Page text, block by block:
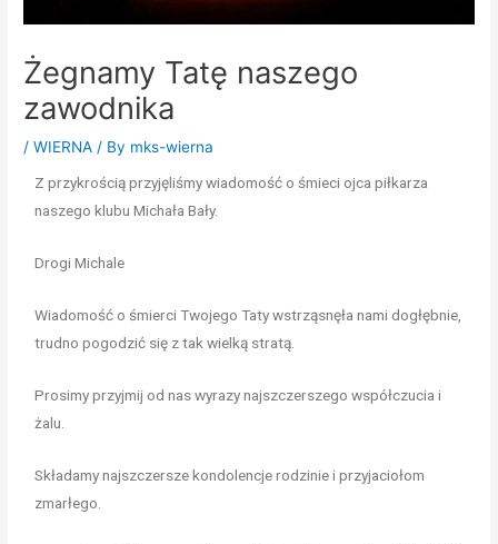
Żegnamy Tatę naszego
zawodnika
/WIERNA / By mks-wierna
Z przykrością przyjęliśmy wiadomość o śmieci ojca piłkarza
naszego klubu Michała Bały.
Drogi Michale
Wiadomość o śmierci Twojego Taty wstrząsnęła nami dogłębnie,
trudno pogodzić się z tak wielką stratą.
Prosimy przyjmij od nas wyrazy najszczerszego współczucia i
żalu.
Składamy najszczersze kondolencje rodzinie i przyjaciołom
zmarłego.